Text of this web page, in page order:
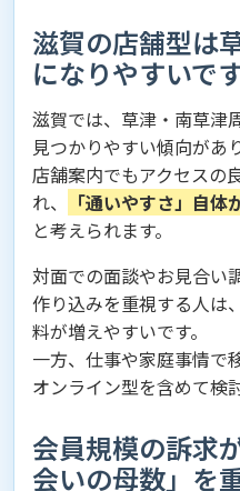
滋賀の店舗型は
になりやすいで
滋賀では、草津・南草津
見つかりやすい傾向があ
店舗案内でもアクセスの
れ、
「通いやすさ」自体
と考えられます。
対面での面談やお見合い
作り込みを重視する人は
料が増えやすいです。
一方、仕事や家庭事情で
オンライン型を含めて検
会員規模の訴求
会いの母数」を